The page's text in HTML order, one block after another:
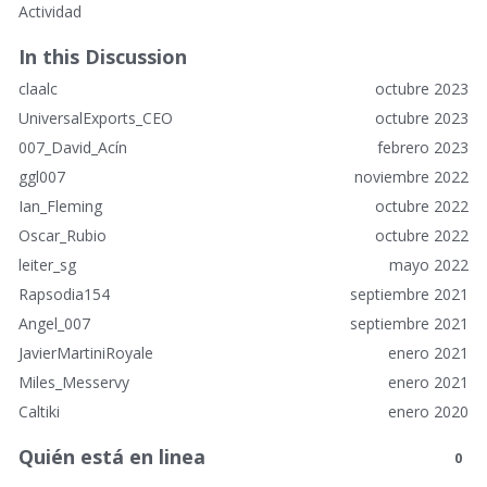
a
c
e
s
r
á
d
o
s
Actividad
In this Discussion
octubre 2023
claalc
octubre 2023
UniversalExports_CEO
febrero 2023
007_David_Acín
noviembre 2022
ggl007
octubre 2022
Ian_Fleming
octubre 2022
Oscar_Rubio
mayo 2022
leiter_sg
septiembre 2021
Rapsodia154
septiembre 2021
Angel_007
enero 2021
JavierMartiniRoyale
enero 2021
Miles_Messervy
enero 2020
Caltiki
Quién está en linea 0